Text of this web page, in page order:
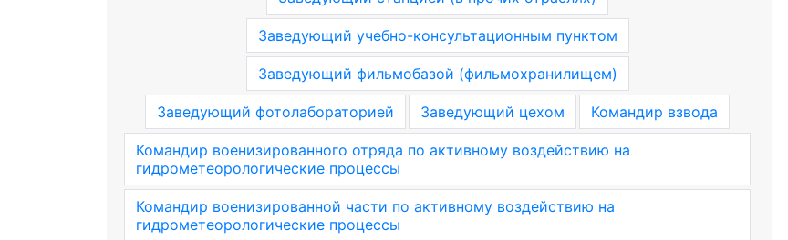
Заведующий учебно-консультационным пунктом
Заведующий фильмобазой (фильмохранилищем)
Заведующий фотолабораторией Заведующий цехом Командир взвода
Командир военизированного отряда по активному воздействию на
гидрометеорологические процессы
Командир военизированной части по активному воздействию на
гидрометеорологические процессы